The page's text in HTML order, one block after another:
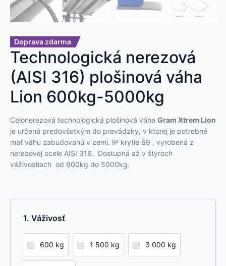
Doprava zdarma
Technologická nerezová
(AISI 316) plošinová váha
Lion 600kg-5000kg
Celonerezová technologická plošinová váha Gram Xtrem Lion
je určená predovšetkým do prevádzky, v ktorej je potrebné
mať váhu zabudovanú v zemi. IP krytie 69 , vyrobená z
nerezovej ocele AISI 316. Dostupná až v štyroch
váživostiach od 600kg do 5000kg.
Váživosť
600 kg 1 500 kg 3 000 kg